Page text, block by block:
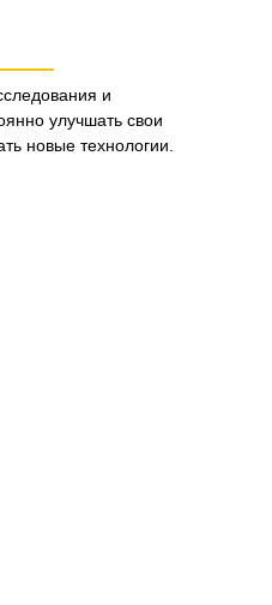
и
улучшать свои
новые технологии.